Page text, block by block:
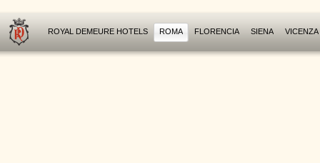
ROYAL DEMEURE HOTELS ROMA FLORENCIA SIENA VICENZA